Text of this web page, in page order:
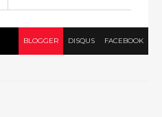
BLOGGER DISQUS FACEBOOK